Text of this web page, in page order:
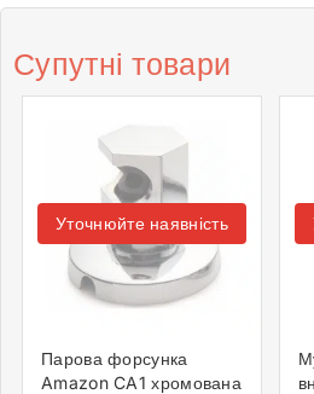
Супутні товари
Уточнюйте наявність
Парова форсунка
Amazon CA1 хромована